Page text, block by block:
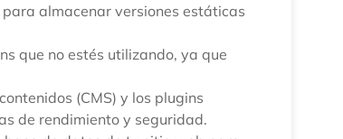
almacenar versiones estáticas
que no estés utilizando, ya que
(CMS) y los plugins
de rendimiento y seguridad.